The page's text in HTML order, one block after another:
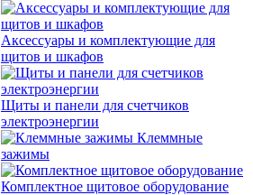
Аксессуары и комплектующие для
щитов и шкафов
Щиты и панели для счетчиков
электроэнергии
Клеммные
зажимы
Комплектное щитовое оборудование